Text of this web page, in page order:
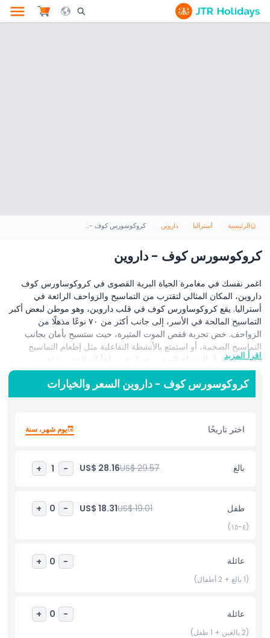
Search Opener Icon
الرئيسية أستراليا داروين كروكوسورس كوف - داروين
كروكوسورس كوف - داروين
اغمر نفسك في مغامرة الحياة البرية القصوى في كروكوساورس كوف
داروين، المكان المثالي لتقترب من التماسيح والزواحف الرائعة في
أستراليا. يقع كروكوساورس كوف في قلب داروين، وهو موطن لبعض أكبر
التماسيح المالحة في الأسر، إلى جانب أكثر من ٧٠ نوعًا مذهلًا من
الزواحف. خض تجربة قفص الموت المثيرة، حيث ستسبح بأمان بجانب
التماسيح الضخمة، أو استمتع بالأنشطة التفاعلية مثل إطعام التماسيح
الصغيرة وحمل التمساح الصغير. تجول في ملجأ السلاحف، شاهد بيت
الزواحف، وتعلم عن هذه المخلوقات الرائعة من خلال العروض الحية
والمحاضرات المتخصصة. يقدم كروكوساورس كوف داروين تجارب ممتعة
وتعليمية لجميع الأعمار، مما يجعله وجهة لا بد من زيارتها لعشاق الحياة
كروكوساورس كوف يحتوي على شيء لا يُنسى للجميع!
سياسة الأطفال والبالغين
ساعات العمل
اقرأ المزيد
كروكوسورس كوف - داروين السعر والخيارات
اختر تاريخًا يوم شهر، سنة
بالغ US$ 29.57
US$ 28.16
-
1
+
طفل US$ 19.01
US$ 18.31
-
0
+
(٤-١٥)
عائلة -
0
+
(1 بالغ + 2 أطفال)
عائلة -
0
+
(2 بالغين + 1 طفل)